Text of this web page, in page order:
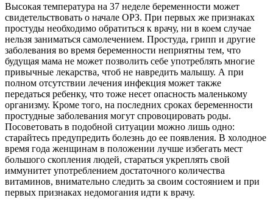
Высокая температура на 37 неделе беременности может
свидетельствовать о начале ОРЗ. При первых же признаках
простуды необходимо обратиться к врачу, ни в коем случае
нельзя заниматься самолечением. Простуда, грипп и другие
заболевания во время беременности неприятны тем, что
будущая мама не может позволить себе употреблять многие
привычные лекарства, чтоб не навредить малышу. А при
полном отсутствии лечения инфекция может также
передаться ребенку, что тоже несет опасность маленькому
организму. Кроме того, на последних сроках беременности
простудные заболевания могут спровоцировать роды.
Посоветовать в подобной ситуации можно лишь одно:
старайтесь предупредить болезнь до ее появления. В холодное
время года женщинам в положении лучше избегать мест
большого скопления людей, стараться укреплять свой
иммунитет употреблением достаточного количества
витаминов, внимательно следить за своим состоянием и при
первых признаках недомогания идти к врачу.